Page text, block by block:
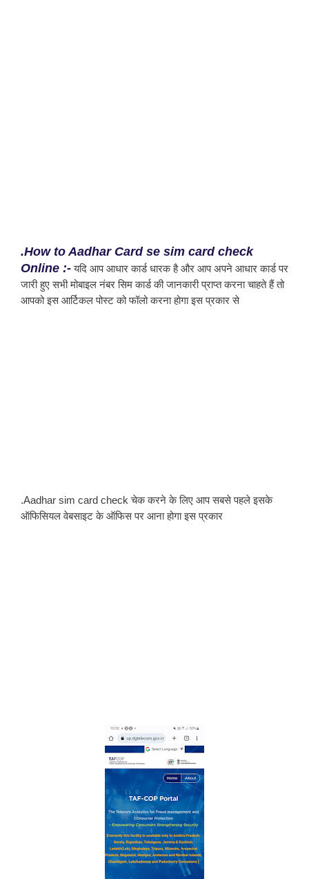
.How to Aadhar Card se sim card check
Online :- यदि आप आधार कार्ड धारक है और आप अपने आधार कार्ड पर
जारी हुए सभी मोबाइल नंबर सिम कार्ड की जानकारी प्राप्त करना चाहते हैं तो
आपको इस आर्टिकल पोस्ट को फॉलो करना होगा इस प्रकार से
.Aadhar sim card check चेक करने के लिए आप सबसे पहले इसके
ऑफिसियल वेबसाइट के ऑफिस पर आना होगा इस प्रकार